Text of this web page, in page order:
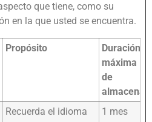
que tiene, como su
en la que usted se encuentra.
Propósito
Duración
máxima
de
Recuerda el idioma
1 mes